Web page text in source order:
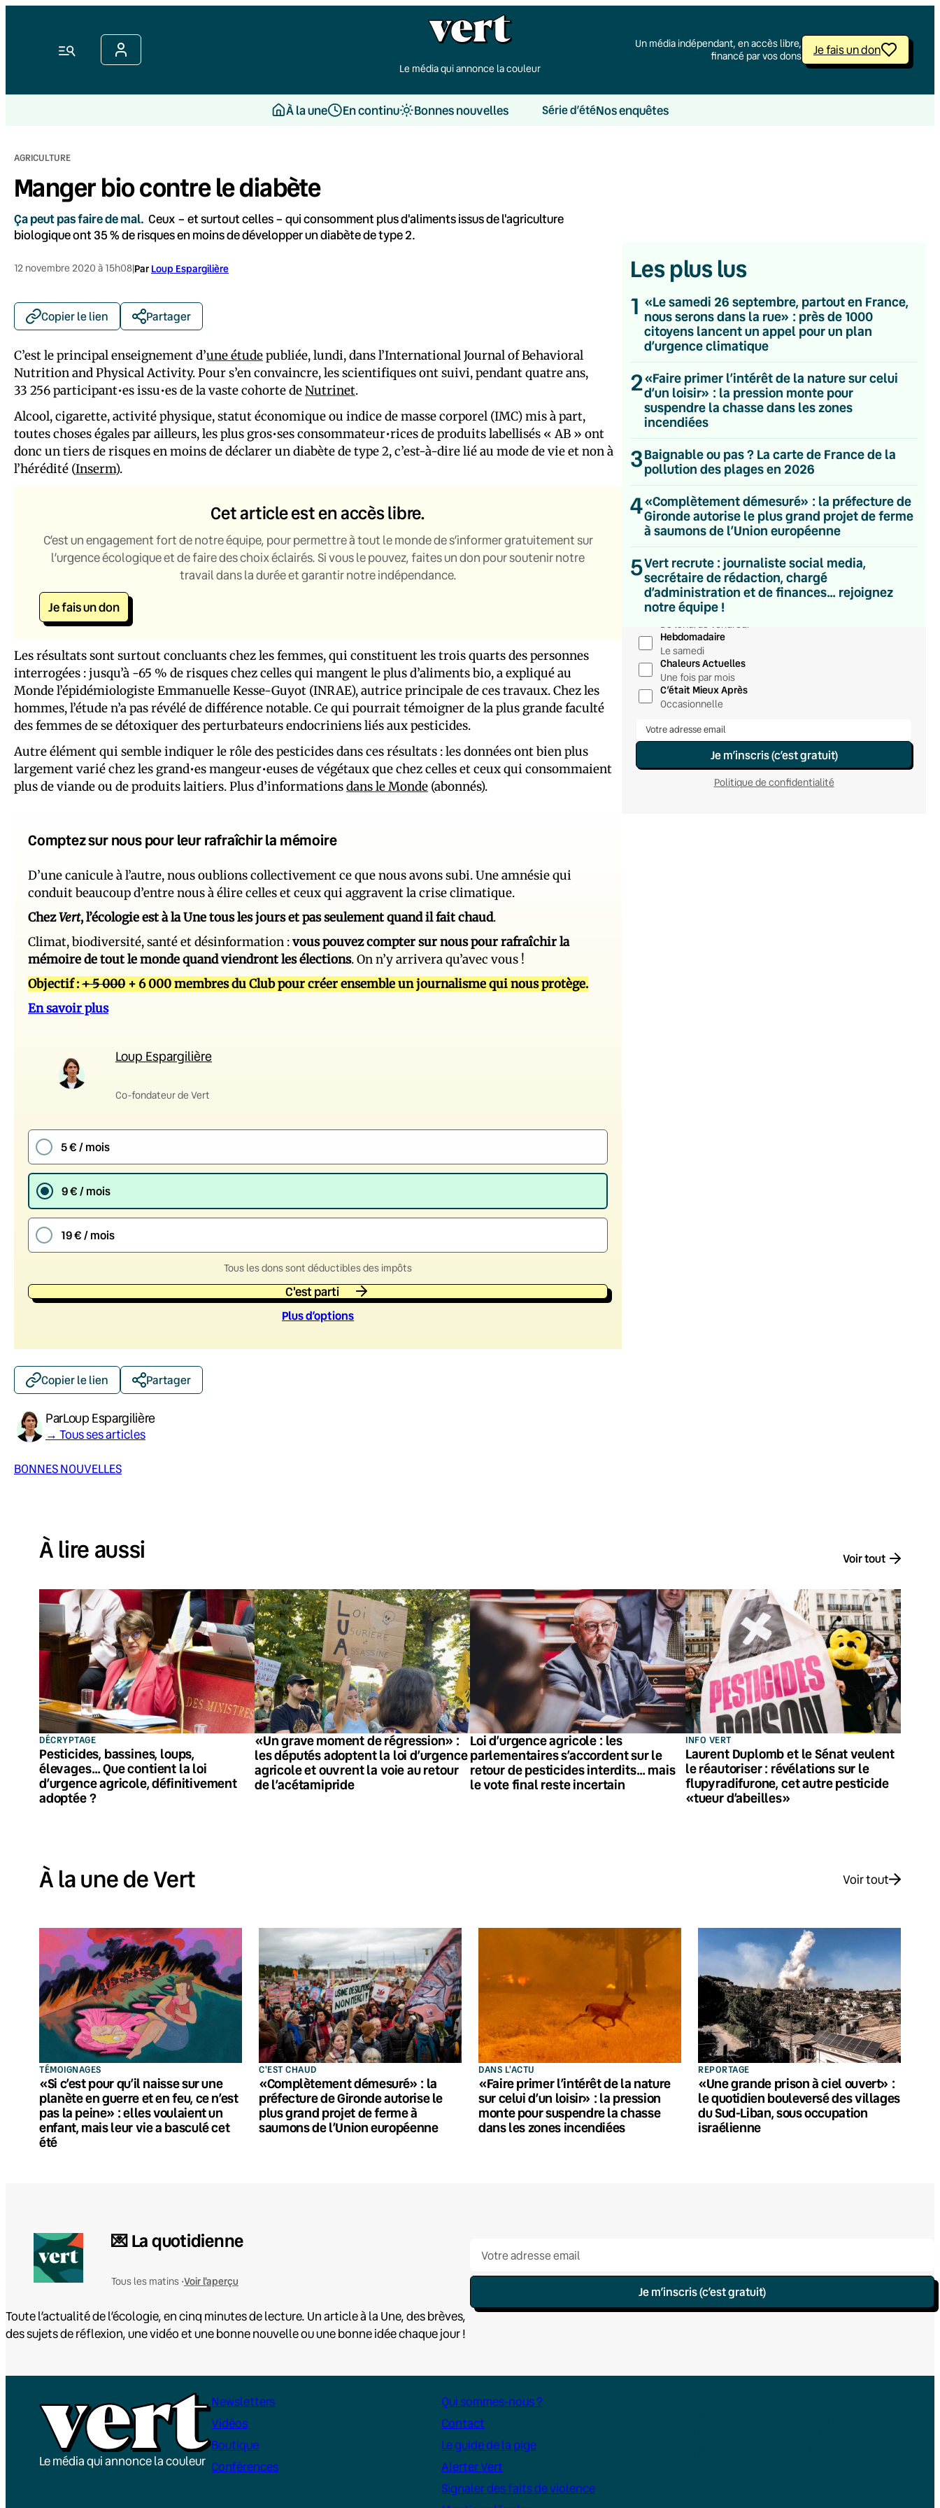
Menu
Le média qui annonce la couleur
Un média indépendant, en accès libre,
financé par vos dons
Je fais un don
À la une En continu Bonnes nouvelles Série d’étéNos enquêtes
AGRICULTURE
Manger bio contre le diabète
Ça peut pas faire de mal. Ceux – et surtout celles – qui consomment plus d'aliments issus de l'agriculture
biologique ont 35 % de risques en moins de développer un diabète de type 2.
12 novembre 2020 à 15h08|Par Loup Espargilière
Copier le lien Partager
C’est le principal enseignement d’une étudepubliée, lundi, dans l’International Journal of Behavioral
Nutrition and Physical Activity. Pour s’en convaincre, les scientifiques ont suivi, pendant quatre ans,
33 256 participant•es issu•es de la vaste cohorte deNutrinet.
Alcool, cigarette, activité physique, statut économique ou indice de masse corporel (IMC) mis à part,
toutes choses égales par ailleurs, les plus gros•ses consommateur•rices de produits labellisés « AB » ont
donc un tiers de risques en moins de déclarer un diabète de type 2, c’est-à-dire lié au mode de vie et non à
l’hérédité (Inserm).
Cet article est en accès libre.
C’est un engagement fort de notre équipe, pour permettre à tout le monde de s’informer gratuitement sur
l’urgence écologique et de faire des choix éclairés. Si vous le pouvez, faites un don pour soutenir notre
travail dans la durée et garantir notre indépendance.
Je fais un don
Les résultats sont surtout concluants chez les femmes, qui constituent les trois quarts des personnes
interrogées : jusqu’à -65 % de risques chez celles qui mangent le plus d’aliments bio, a expliqué au
Monde l’épidémiologiste Emmanuelle Kesse-Guyot (INRAE), autrice principale de ces travaux. Chez les
hommes, l’étude n’a pas révélé de différence notable. Ce qui pourrait témoigner de la plus grande faculté
des femmes de se détoxiquer des perturbateurs endocriniens liés aux pesticides.
Autre élément qui semble indiquer le rôle des pesticides dans ces résultats : les données ont bien plus
largement varié chez les grand•es mangeur•euses de végétaux que chez celles et ceux qui consommaient
plus de viande ou de produits laitiers. Plus d’informationsdans le Monde (abonnés).
Comptez sur nous pour leur rafraîchir la mémoire
D’une canicule à l’autre, nous oublions collectivement ce que nous avons subi. Une amnésie qui
conduit beaucoup d’entre nous à élire celles et ceux qui aggravent la crise climatique.
ChezVert, l’écologie est à la Une tous les jours et pas seulement quand il fait chaud.
Climat, biodiversité, santé et désinformation :vous pouvez compter sur nous pour rafraîchir la
mémoire de tout le monde quand viendront les élections. On n’y arrivera qu’avec vous !
Objectif :+ 5 000 + 6 000 membres du Club pour créer ensemble un journalisme qui nous protège.
En savoir plus
Loup Espargilière
Co-fondateur de Vert
5 € / mois
9 € / mois
19 € / mois
Tous les dons sont déductibles des impôts
C'est parti
Plus d’options
Copier le lien Partager
ParLoup Espargilière
→ Tous ses articles
BONNES NOUVELLES
Les plus lus
1 «Le samedi 26 septembre, partout en France,
nous serons dans la rue» : près de 1000
citoyens lancent un appel pour un plan
d’urgence climatique
2«Faire primer l’intérêt de la nature sur celui
d’un loisir» : la pression monte pour
suspendre la chasse dans les zones
incendiées
3Baignable ou pas ? La carte de France de la
pollution des plages en 2026
4«Complètement démesuré» : la préfecture de
Gironde autorise le plus grand projet de ferme
à saumons de l’Union européenne
5Vert recrute : journaliste social media,
secrétaire de rédaction, chargé
d’administration et de finances… rejoignez
notre équipe !
💌 Inscrivez-vous à nos newsletters
Quotidienne
Du lundi au vendredi
Hebdomadaire
Le samedi
Chaleurs Actuelles
Une fois par mois
C’était Mieux Après
Occasionnelle
Je m’inscris (c’est gratuit)
Politique de confidentialité
À lire aussi Voir tout
DÉCRYPTAGE
Pesticides, bassines, loups,
élevages… Que contient la loi
d’urgence agricole, définitivement
adoptée ?
«Un grave moment de régression» :
les députés adoptent la loi d’urgence
agricole et ouvrent la voie au retour
de l’acétamipride
Loi d’urgence agricole : les
parlementaires s’accordent sur le
retour de pesticides interdits… mais
le vote final reste incertain
INFO VERT
Laurent Duplomb et le Sénat veulent
le réautoriser : révélations sur le
flupyradifurone, cet autre pesticide
«tueur d’abeilles»
À la une de Vert Voir tout
TÉMOIGNAGES
«Si c’est pour qu’il naisse sur une
planète en guerre et en feu, ce n’est
pas la peine» : elles voulaient un
enfant, mais leur vie a basculé cet
été
C'EST CHAUD
«Complètement démesuré» : la
préfecture de Gironde autorise le
plus grand projet de ferme à
saumons de l’Union européenne
DANS L'ACTU
«Faire primer l’intérêt de la nature
sur celui d’un loisir» : la pression
monte pour suspendre la chasse
dans les zones incendiées
REPORTAGE
«Une grande prison à ciel ouvert» :
le quotidien bouleversé des villages
du Sud-Liban, sous occupation
israélienne
💌 La quotidienne
Tous les matins •Voir l'aperçu
Toute l’actualité de l’écologie, en cinq minutes de lecture. Un article à la Une, des brèves,
des sujets de réflexion, une vidéo et une bonne nouvelle ou une bonne idée chaque jour !
Je m’inscris (c’est gratuit)
Le média qui annonce la couleur
Newsletters
Vidéos
Boutique
Conférences
Qui sommes-nous ?
Contact
Le guide de la pige
Alerter Vert
Signaler des faits de violence